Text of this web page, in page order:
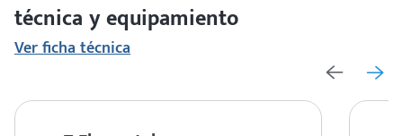
técnica y equipamiento
Ver ficha técnica